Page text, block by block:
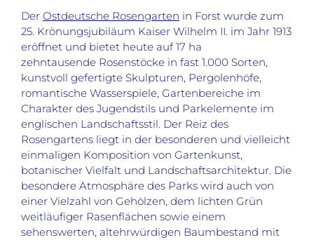
Der Ostdeutsche Rosengarten in Forst wurde zum
25. Krönungsjubiläum Kaiser Wilhelm II. im Jahr 1913
eröffnet und bietet heute auf 17 ha
zehntausende Rosenstöcke in fast 1.000 Sorten,
kunstvoll gefertigte Skulpturen, Pergolenhöfe,
romantische Wasserspiele, Gartenbereiche im
Charakter des Jugendstils und Parkelemente im
englischen Landschaftsstil. Der Reiz des
Rosengartens liegt in der besonderen und vielleicht
einmaligen Komposition von Gartenkunst,
botanischer Vielfalt und Landschaftsarchitektur. Die
besondere Atmosphäre des Parks wird auch von
einer Vielzahl von Gehölzen, dem lichten Grün
weitläufiger Rasenflächen sowie einem
sehenswerten, altehrwürdigen Baumbestand mit